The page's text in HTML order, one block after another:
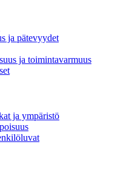
ja pätevyydet
ja toimintavarmuus
ja ympäristö